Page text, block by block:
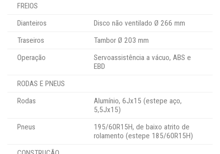
FREIOS
Dianteiros
Disco não ventilado Ø 266 mm
Traseiros
Tambor Ø 203 mm
Operação
Servoassistência a vácuo, ABS e
EBD
RODAS E PNEUS
Rodas
Alumínio, 6Jx15 (estepe aço,
5,5Jx15)
Pneus
195/60R15H, de baixo atrito de
rolamento (estepe 185/60R15H)